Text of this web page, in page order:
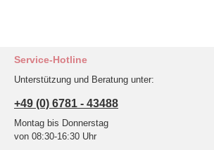
Service-Hotline
Unterstützung und Beratung unter:
+49 (0) 6781 - 43488
Montag bis Donnerstag
von 08:30-16:30 Uhr